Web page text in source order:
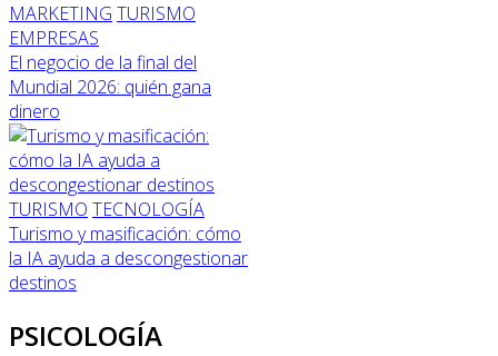
MARKETING TURISMO
EMPRESAS
El negocio de la final del
Mundial 2026: quién gana
dinero
TURISMO TECNOLOGÍA
Turismo y masificación: cómo
la IA ayuda a descongestionar
destinos
PSICOLOGÍA